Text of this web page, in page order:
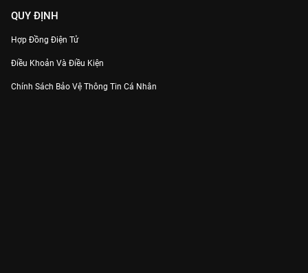
QUY ĐỊNH
Hợp Đồng Điện Tử
Điều Khoản Và Điều Kiện
Chính Sách Bảo Vệ Thông Tin Cá Nhân